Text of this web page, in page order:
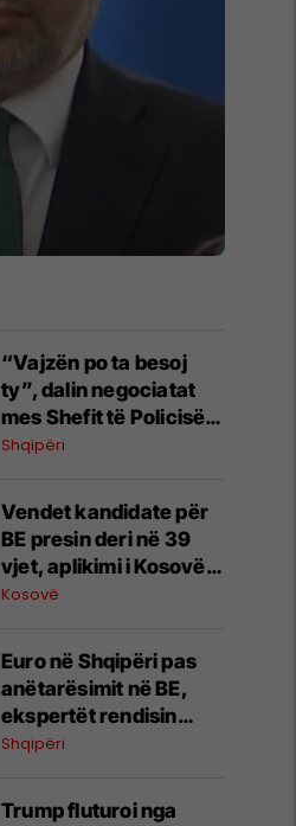
“Vajzën po ta besoj
ty”, dalin negociatat
mes Shefit të Policisë
së Roskovecit dhe
Shqipëri
​Vendet kandidate për
BE presin deri në 39
vjet, aplikimi i Kosovës
ende nuk u shqyrtua
Kosovë
Euro në Shqipëri pas
anëtarësimit në BE,
ekspertët rendisin
përfitimet ekonomike
Shqipëri
Trump fluturoi nga